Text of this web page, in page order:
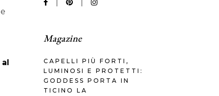
Magazine
CAPELLI PIÙ FORTI,
LUMINOSI E PROTETTI:
GODDESS PORTA IN
TICINO LA